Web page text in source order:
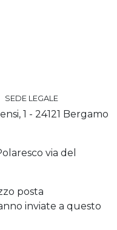
SEDE LEGALE
1 - 24121 Bergamo
via del
posta
inviate a questo